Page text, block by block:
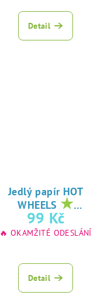
Detail
Jedlý papír HOT
WHEELS ★
oblíbený tisk na
jedlý papír
99 Kč
🔥 OKAMŽITÉ ODESLÁNÍ
Detail